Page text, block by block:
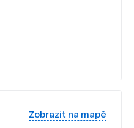
Zobrazit na mapě